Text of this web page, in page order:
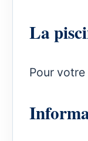
La
Pour